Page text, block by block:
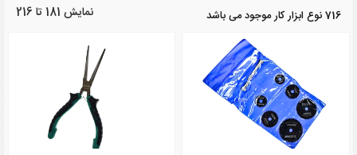
716 نوع ابزار کار موجود می باشد نمایش 181 تا 216